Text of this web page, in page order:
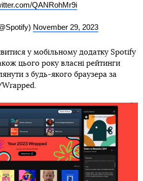
QANRohMr9i
November 29, 2023
у мобільному додатку Spotify
цього року власні рейтинги
з будь-якого браузера за